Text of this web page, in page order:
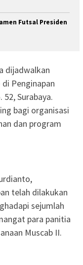
Futsal Presiden
dijadwalkan
Penginapan
52, Surabaya.
bagi organisasi
dan program
telah dilakukan
sejumlah
para panitia
Muscab II.